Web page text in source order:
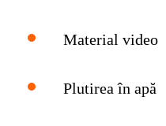
Material video
Plutirea în apă